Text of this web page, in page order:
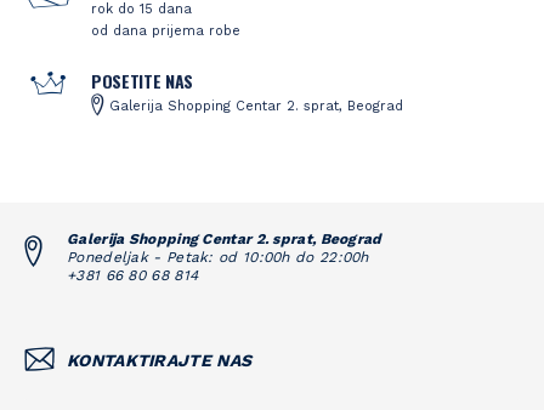
rok do 15 dana
od dana prijema robe
POSETITE NAS
Galerija Shopping Centar 2. sprat, Beograd
Galerija Shopping Centar 2. sprat, Beograd
Ponedeljak - Petak: od 10:00h do 22:00h
+381 66 80 68 814
KONTAKTIRAJTE NAS